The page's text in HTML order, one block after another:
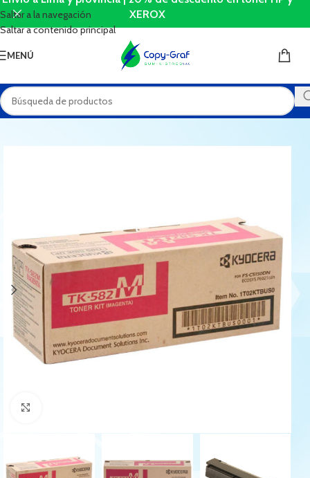
Saltar a la navegación
Saltar a contenido principal
XEROX
MENÚ